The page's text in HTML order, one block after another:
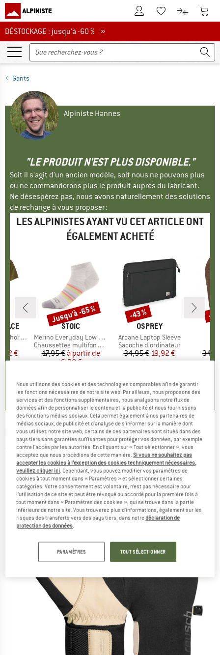
Vers le compte client
Vers la liste
Vers le
DÉSTOCKAGE : jusqu'à -60 %
DÉSTOCKAGE : jusqu'à -60 % »
Gants
Alpiniste Hannes
"LE PRODUIT N'EST PLUS DISPONIBLE."
Soit il s'agit d'un ancien modèle, soit nous ne pouvons plus
ou ne commanderons plus le produit auprès du fabricant.
Ne désespérez pas, nous avons naturellement des solutions
de rechange à vous proposer :
LES ALPINISTES AYANT VU CET ARTICLE ONT
ÉGALEMENT ACHETÉ
FACE
Tee
réduit
€
MARQUE
STOIC
Article
Merino Everyday Low Socks
Product group
Chaussettes multifonctions
Prix
17,95 € Prix réduit
à partir de
6,28 €
4,5(52)
Remise
Jusqu'à -65 %
MARQUE
OSPREY
Article
Arcane Laptop Sleeve
Product group
Sacoche d'ordinateur
Prix
34,95 €Prix réduit
19,92 €
Remise
-43 % -15
REUSCH -Track-X Touch-Tec - Gants
(0)
Nous utilisons des cookies et des technologies comparables afin de garantir
les fonctions nécessaires de notre site web. Par ailleurs, nous proposons des
services et des fonctions supplémentaires, nous analysons notre flux de
données afin de personnaliser le contenu et la publicité et nous fournissons
des fonctions médias sociaux. Cela permet également à nos partenaires de
médias sociaux, de publicité et d'analyse de s'informer sur la manière dont
vous utilisez notre site web; certains de ces partenaires sont situés dans des
pays tiers sans garanties suffisantes pour protéger vos données, par exemple
contre l'accès par les autorités. En cliquant sur « Tout sélectionner », vous
acceptez que nous procédions de cette manière.Si vous ne souhaitez pas
accepter les cookies à l’exception des cookies techniquement nécessaires,
veuillez cliquer ici. Cependant, vous pouvez modifier vos paramètres de
cookies à tout moment dans « Paramètres » et sélectionner certaines
catégories. Votre consentement est volontaire, n’est pas nécessaire pour
l’utilisation de ce site et peut être révoqué ou accordé pour la première fois à
tout moment dans « Paramètres des cookies », qui se trouve dans la partie
inférieure de notre site. Vous trouverez plus d'informations, également sur les
risques des transferts vers des pays tiers, dans notredéclaration de
protection des données.
PARAMÈTRES TOUT SÉLECTIONNER